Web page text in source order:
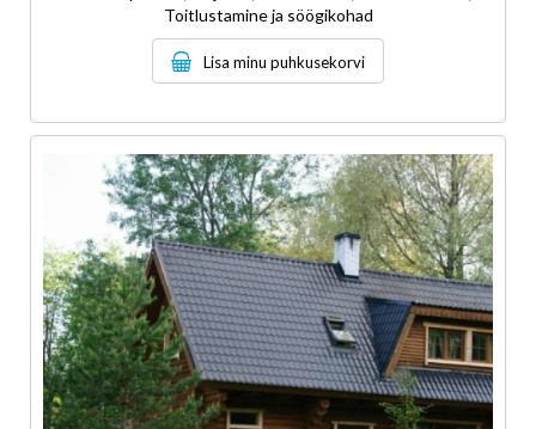
Toitlustamine ja söögikohad
Lisa minu puhkusekorvi